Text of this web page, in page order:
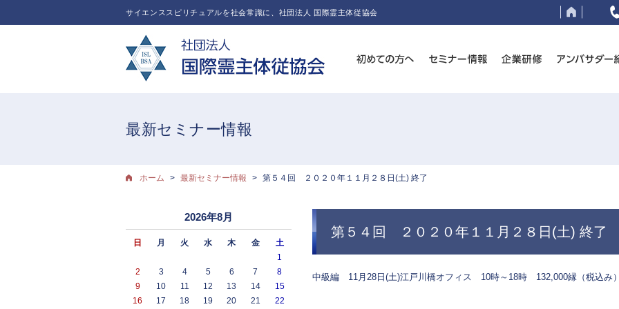
サイエンススピリチュアルを社会常識に、社団法人 国際霊主体従協会
最新セミナー情報
ホーム 最新セミナー情報 第５４回 ２０２０年１１月２８日(土) 終了
第５４回 ２０２０年１１月２８日(土) 終了
中級編 11月28日(土)江戸川橋オフィス 10時～18時 132,000縁（税込み
2026年8月
日 月 火 水 木 金
土
1
2
3 4 5 6 7
8
9
10 11 12 13 14
15
16
17 18 19 20 21 22